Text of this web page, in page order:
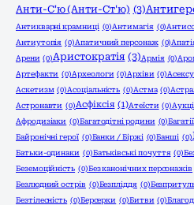
Анти-С'ю (Анти-Ст'ю) (3)
Антикварні крамниці (0)Антимагія (0)
Антиутопія (0)Апатичний персонаж (0)
Арени (0)Аристократія (3)Армія (0)
Артефакти (0)Археологи (0)Архіви (0)
Аскетизм (0)Асоціальність (0)Астма (0)
Астронавти (0)Асфіксія (1)Атеїсти (0)
Афродизіаки (0)Багатодітні родини (0)Багатії
Байронічні герої (0)Банки / Біржі (0)Банші (0)
Батьки-одинаки (0)Батьківські почуття (0)
Беземоційність (0)Без канонічних персонажів
Безлюдний острів (0)Безпліддя (0)
Безтілесність (0)Берсерки (0)Битви (0)